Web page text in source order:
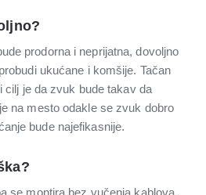
prodorna i neprijatna, dovoljno
ukućane i komšije. Tačan
cilj je da zvuk bude takav da
na mesto odakle se zvuk dobro
bude najefikasnije.
se montira bez vučenja kablova.